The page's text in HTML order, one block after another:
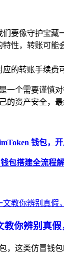
们要像守护宝藏
性，转账可能
应的转账手续费
一个需要谨慎
的资产安全，最
钱包，
包搭建全流程
你辨别真假
，这类仿冒钱